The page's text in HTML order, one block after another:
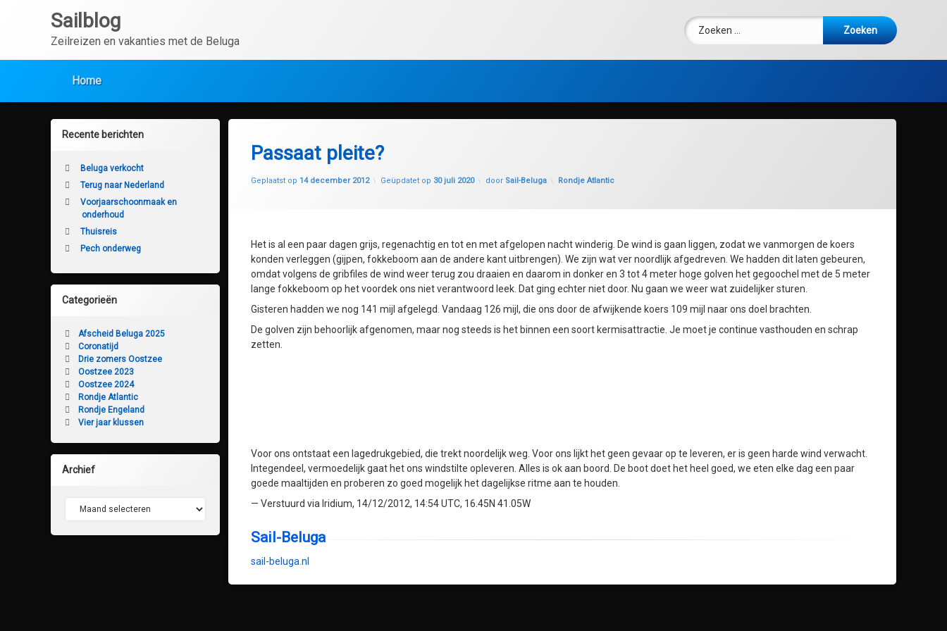
Sailblog
Zeilreizen en vakanties met de Beluga
Zoeken naar:
Home
Passaat pleite?
Geplaatst op 14 december 2012 Geüpdatet op 30 juli 2020 door Sail-Beluga Categorieën:
Rondje Atlantic
Het is al een paar dagen grijs, regenachtig en tot en met afgelopen nacht winderig. De wind is gaan liggen, zodat we vanmorgen de koers
konden verleggen (gijpen, fokkeboom aan de andere kant uitbrengen). We zijn wat ver noordlijk afgedreven. We hadden dit laten gebeuren,
omdat volgens de gribfiles de wind weer terug zou draaien en daarom in donker en 3 tot 4 meter hoge golven het gegoochel met de 5 meter
lange fokkeboom op het voordek ons niet verantwoord leek. Dat ging echter niet door. Nu gaan we weer wat zuidelijker sturen.
Gisteren hadden we nog 141 mijl afgelegd. Vandaag 126 mijl, die ons door de afwijkende koers 109 mijl naar ons doel brachten.
De golven zijn behoorlijk afgenomen, maar nog steeds is het binnen een soort kermisattractie. Je moet je continue vasthouden en schrap
zetten.
Voor ons ontstaat een lagedrukgebied, die trekt noordelijk weg. Voor ons lijkt het geen gevaar op te leveren, er is geen harde wind verwacht.
Integendeel, vermoedelijk gaat het ons windstilte opleveren. Alles is ok aan boord. De boot doet het heel goed, we eten elke dag een paar
goede maaltijden en proberen zo goed mogelijk het dagelijkse ritme aan te houden.
— Verstuurd via Iridium, 14/12/2012, 14:54 UTC, 16.45N 41.05W
Sail-Beluga
sail-beluga.nl
Recente berichten
Beluga verkocht
Terug naar Nederland
Voorjaarschoonmaak en
onderhoud
Thuisreis
Pech onderweg
Categorieën
Afscheid Beluga 2025
Coronatijd
Drie zomers Oostzee
Oostzee 2023
Oostzee 2024
Rondje Atlantic
Rondje Engeland
Vier jaar klussen
Archief
Archief